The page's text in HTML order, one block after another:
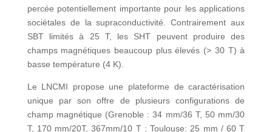
percée potentiellement importante pour les applications
sociétales de la supraconductivité. Contrairement aux
SBT limités à 25 T, les SHT peuvent produire des
champs magnétiques beaucoup plus élevés (> 30 T) à
basse température (4 K).
Le LNCMI propose une plateforme de caractérisation
unique par son offre de plusieurs configurations de
champ magnétique (Grenoble : 34 mm/36 T, 50 mm/30
T, 170 mm/20T, 367mm/10 T ; Toulouse: 25 mm / 60 T